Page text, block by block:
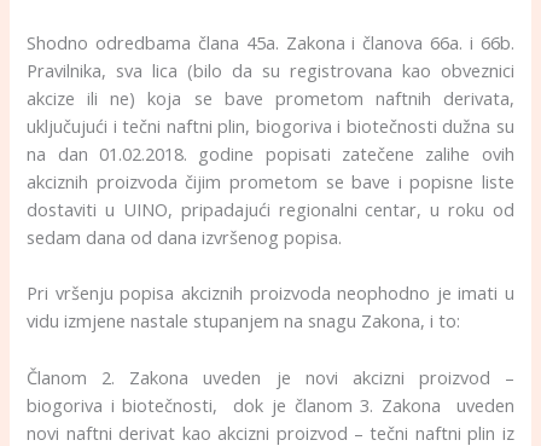
Shodno odredbama člana 45a. Zakona i članova 66a. i 66b.
Pravilnika, sva lica (bilo da su registrovana kao obveznici
akcize ili ne) koja se bave prometom naftnih derivata,
uključujući i tečni naftni plin, biogoriva i biotečnosti dužna su
na dan 01.02.2018. godine popisati zatečene zalihe ovih
akciznih proizvoda čijim prometom se bave i popisne liste
dostaviti u UINO, pripadajući regionalni centar, u roku od
sedam dana od dana izvršenog popisa.
Pri vršenju popisa akciznih proizvoda neophodno je imati u
vidu izmjene nastale stupanjem na snagu Zakona, i to:
Članom 2. Zakona uveden je novi akcizni proizvod –
biogoriva i biotečnosti, dok je članom 3. Zakona uveden
novi naftni derivat kao akcizni proizvod – tečni naftni plin iz